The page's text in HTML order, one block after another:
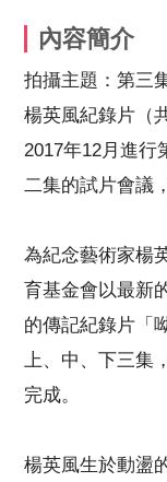
內容簡介
拍攝主題：第三
楊英風紀錄片（
2017年12月進行
二集的試片會議
為紀念藝術家楊
育基金會以最新
的傳記紀錄片「
上、中、下三集
完成。
楊英風生於動盪